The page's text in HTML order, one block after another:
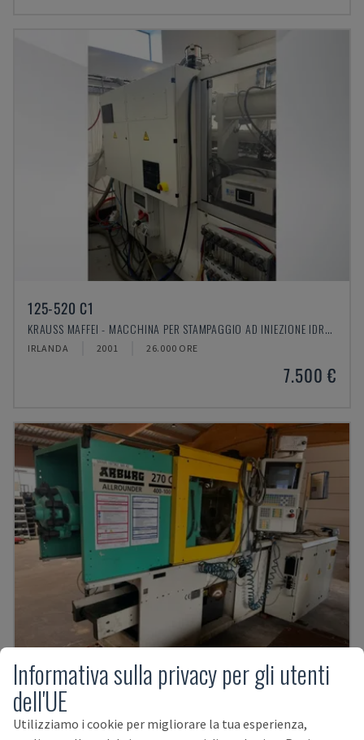
125-520 C1
KRAUSS MAFFEI - MACCHINA PER STAMPAGGIO AD INIEZIONE IDRAULICA
IRLANDA 2001 26.000 ORE
7.500 €
270 C
ARBURG - MACCHINA PER STAMPAGGIO AD INIEZIONE IDRAULICA
Informativa sulla privacy per gli utenti
dell'UE
Utilizziamo i cookie per migliorare la tua esperienza,